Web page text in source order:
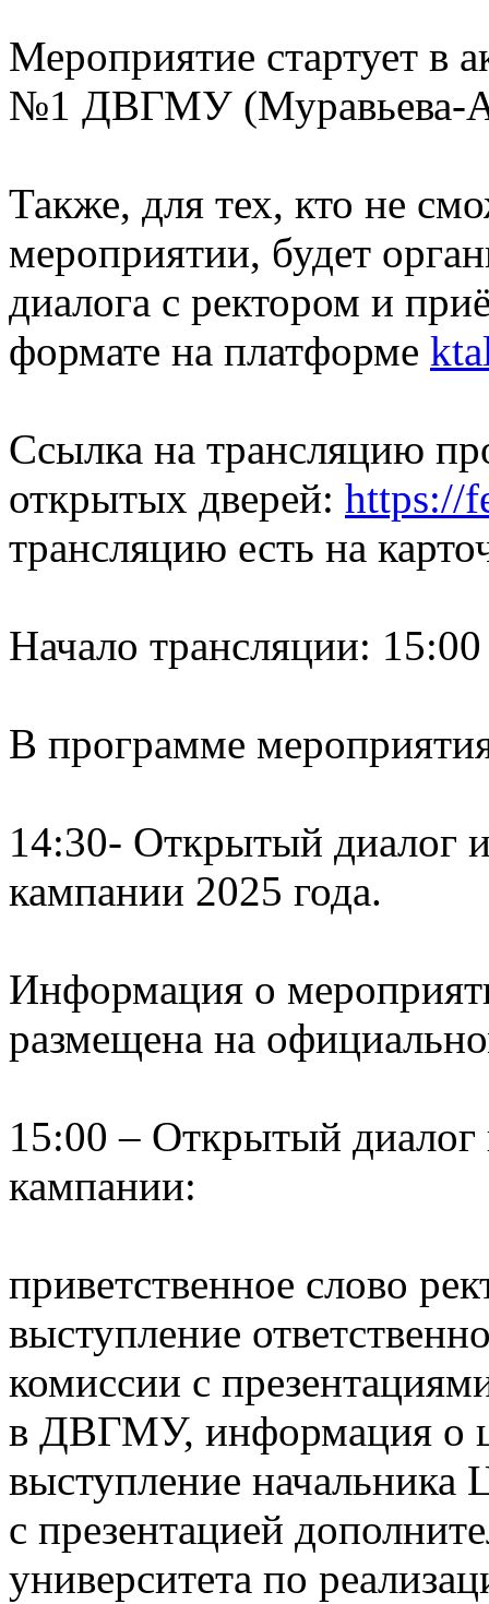
Мероприятие стартует в
№1 ДВГМУ (Муравьева-
Также, для тех, кто не
мероприятии, будет
диалога с ректором и
формате на платформе
Ссылка на трансляцию
открытых дверей: https://
трансляцию есть на
Начало трансляции: 15:00
В программе
14:30- Открытый диалог
кампании 2025 года.
Информация о
размещена на
15:00 – Открытый диалог
кампании:
приветственное слово
выступление
комиссии с
в ДВГМУ, информация о
выступление начальника
с презентацией
университета по